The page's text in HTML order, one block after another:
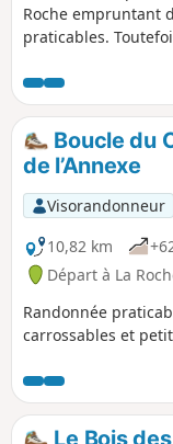
Roche empruntant
praticables.
poussette et
temps de regarder
pratiques.
Boucle du
de l’Annexe
Visorandonneur
10,82 km
Départ à La
Randonnée
carrossables et
Le Bois